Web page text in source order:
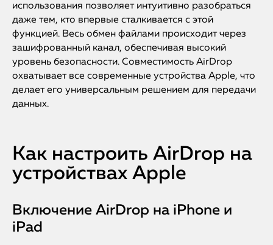
использования позволяет интуитивно разобраться
даже тем, кто впервые сталкивается с этой
функцией. Весь обмен файлами происходит через
зашифрованный канал, обеспечивая высокий
уровень безопасности. Совместимость AirDrop
охватывает все современные устройства Apple, что
делает его универсальным решением для передачи
данных.
Как настроить AirDrop на
устройствах Apple
Включение AirDrop на iPhone и
iPad